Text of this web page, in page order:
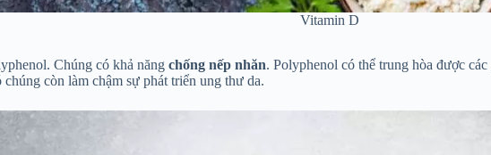
Vitamin D
Chúng có khả năng chống nếp nhăn. Polyphenol có thể trung hòa được
còn làm chậm sự phát triển ung thư da.